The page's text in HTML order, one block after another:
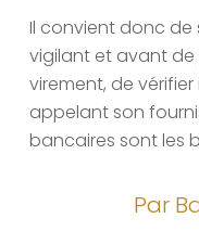
Il convient donc de
vigilant et avant
virement, de
appelant son
bancaires sont les
Par